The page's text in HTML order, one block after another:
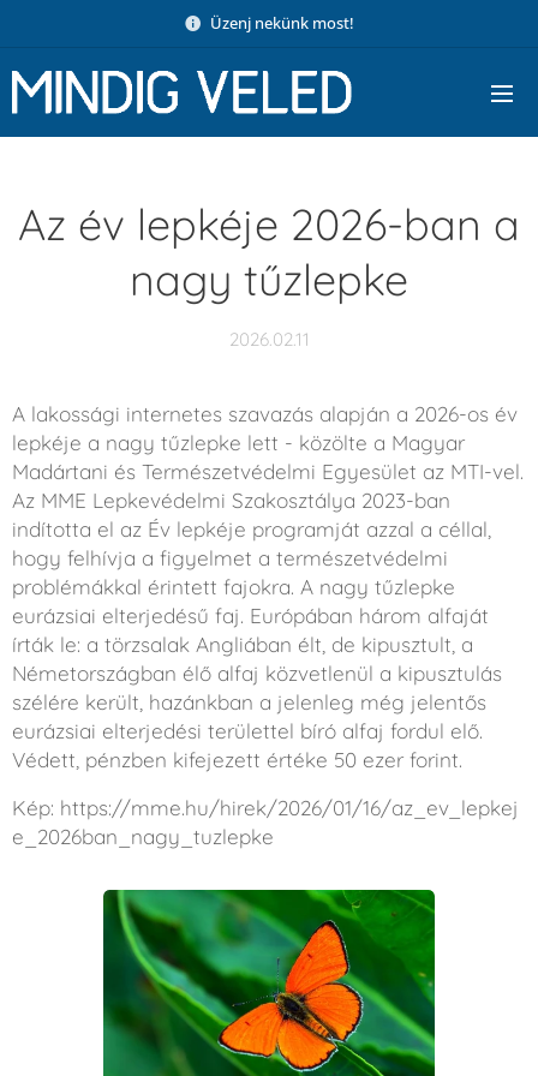
Üzenj nekünk most!
Az év lepkéje 2026-ban a
nagy tűzlepke
2026.02.11
A lakossági internetes szavazás alapján a 2026-os év
lepkéje a nagy tűzlepke lett - közölte a Magyar
Madártani és Természetvédelmi Egyesület az MTI-vel.
Az MME Lepkevédelmi Szakosztálya 2023-ban
indította el az Év lepkéje programját azzal a céllal,
hogy felhívja a figyelmet a természetvédelmi
problémákkal érintett fajokra. A nagy tűzlepke
eurázsiai elterjedésű faj. Európában három alfaját
írták le: a törzsalak Angliában élt, de kipusztult, a
Németországban élő alfaj közvetlenül a kipusztulás
szélére került, hazánkban a jelenleg még jelentős
eurázsiai elterjedési területtel bíró alfaj fordul elő.
Védett, pénzben kifejezett értéke 50 ezer forint.
Kép: https://mme.hu/hirek/2026/01/16/az_ev_lepkej
e_2026ban_nagy_tuzlepke